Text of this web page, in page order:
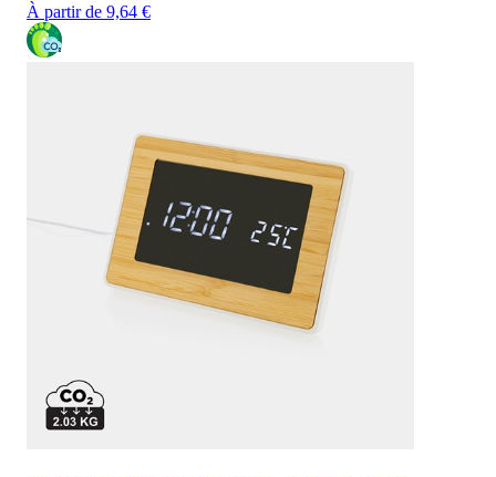
À partir de 9,64 €